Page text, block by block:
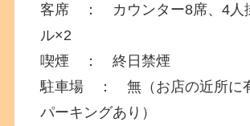
客席 ： カウンター8席、4人
ル×2
喫煙 ： 終日禁煙
駐車場 ： 無（お店の近所に
パーキングあり）